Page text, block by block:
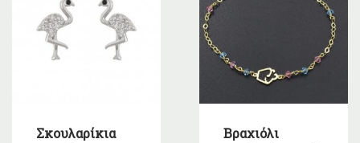
Σκουλαρίκια
Βραχιόλι